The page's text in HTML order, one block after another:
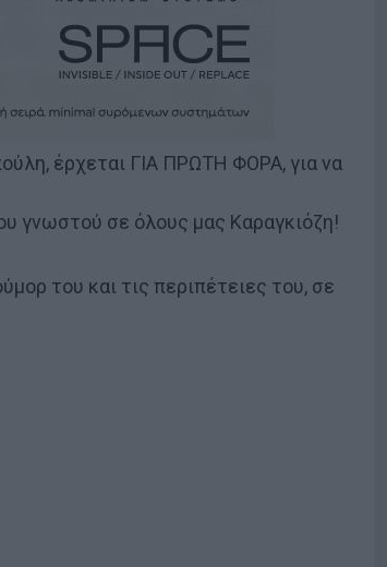
έρχεται ΓΙΑ ΠΡΩΤΗ ΦΟΡΑ, για να
γνωστού σε όλους μας Καραγκιόζη!
του και τις περιπέτειες του, σε